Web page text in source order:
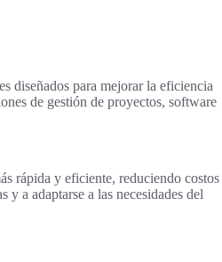
diseñados para mejorar la eficiencia
de gestión de proyectos, software
rápida y eficiente, reduciendo costos
a adaptarse a las necesidades del